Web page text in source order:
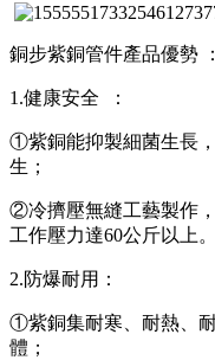
銅步紫銅管件產品優勢 ：
1.健康安全  ：
①紫銅能抑製細菌生長
生；
②冷擠壓無縫工藝製作，
工作壓力達60公斤以上。
2.防爆耐用：
①紫銅集耐寒、耐熱
體；